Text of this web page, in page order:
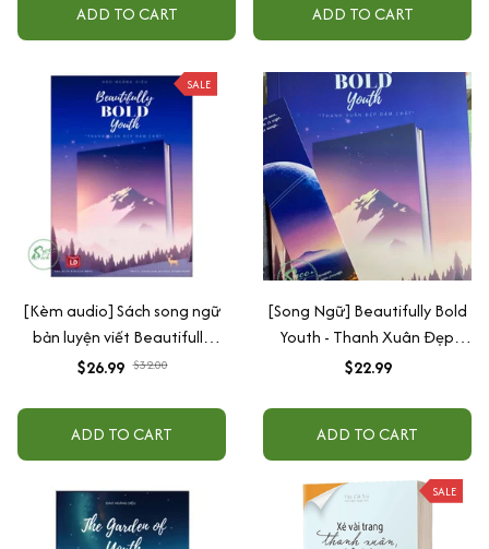
ADD TO CART ADD TO CART
SALE
[Kèm audio] Sách song ngữ
bản luyện viết Beautifully
bold youth - Thanh xuân đẹp
$26.99 $32.00
ADD TO CART
[Song Ngữ] Beautifully Bold
Youth - Thanh Xuân Đẹp
Đậm Chất ( Có kèm mã QR
$22.99
ADD TO CART
SALE